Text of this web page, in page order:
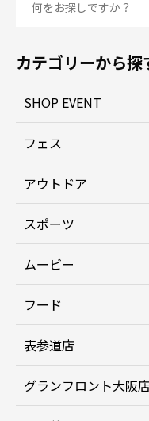
カテゴリーから探
SHOP EVENT
フェス
アウトドア
スポーツ
ムービー
フード
表参道店
グランフロント大阪